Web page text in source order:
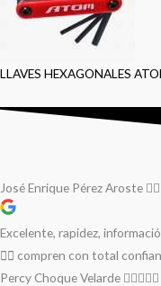
LLAVES HEXAGONALES
José Enrique Pérez Aroste
Excelente, rapidez,
👌🏻 compren con total
Percy Choque Velarde